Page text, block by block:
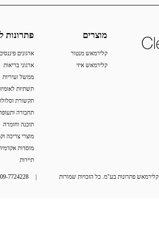
מוצרים
קלירמאש מנטור
קלירמאש איזי
פתרונות
ארגונים פיננסים
ארגוני בריאות
ממשל ועיריות
תשתיות
תקשורת
תחבורה
תוכנה וחומרה
מוצרי צריכה
מוסדות
תיירות
קלירמאש פתרונות בע"מ. כל הזכויות שמורות |
09-7724228